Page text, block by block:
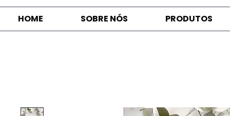
HOME SOBRE NÓS PRODUTOS